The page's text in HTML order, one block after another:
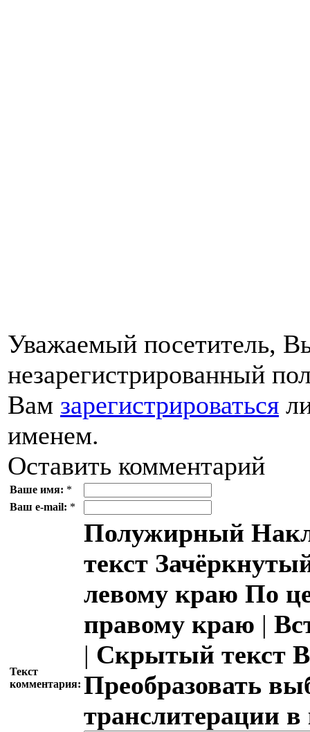
Уважаемый посетитель,
незарегистрированный
Вам зарегистрироваться
именем.
Оставить комментарий
Ваше имя: *
Ваш e-mail: *
Текст
комментария:
Полужирный
текст
левому краю По
правому краю |
| Скрытый текст
Преобразовать
транслитерации